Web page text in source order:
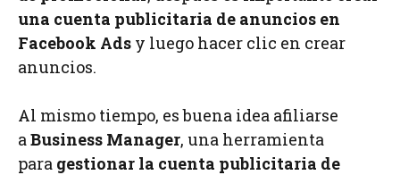
una cuenta publicitaria de anuncios en
Facebook Ads y luego hacer clic en crear
anuncios.
Al mismo tiempo, es buena idea afiliarse
aBusiness Manager, una herramienta
para gestionar la cuenta publicitaria de